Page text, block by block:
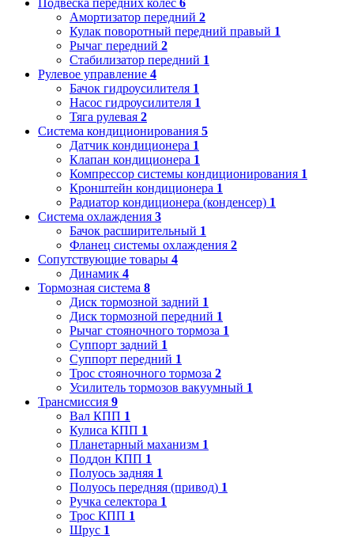
Амортизатор передний 2
Кулак поворотный передний правый 1
Рычаг передний 2
Стабилизатор передний 1
Рулевое управление 4
Бачок гидроусилителя 1
Насос гидроусилителя 1
Тяга рулевая 2
Система кондиционирования 5
Датчик кондиционера 1
Клапан кондиционера 1
Компрессор системы кондиционирования 1
Кронштейн кондиционера 1
Радиатор кондиционера (конденсер) 1
Система охлаждения 3
Бачок расширительный 1
Фланец системы охлаждения 2
Сопутствующие товары 4
Динамик 4
Тормозная система 8
Диск тормозной задний 1
Диск тормозной передний 1
Рычаг стояночного тормоза 1
Суппорт задний 1
Суппорт передний 1
Трос стояночного тормоза 2
Усилитель тормозов вакуумный 1
Трансмиссия 9
Вал КПП 1
Кулиса КПП 1
Планетарный маханизм 1
Поддон КПП 1
Полуось задняя 1
Полуось передняя (привод) 1
Ручка селектора 1
Трос КПП 1
Шрус 1